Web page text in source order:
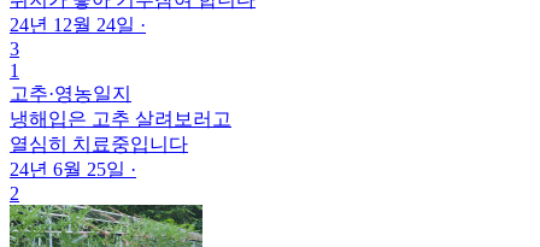
24년 12월 24일 ·
3
1
고추·영농일지
냉해입은 고추 살려보러고
열심히 치료중입니다
24년 6월 25일 ·
2